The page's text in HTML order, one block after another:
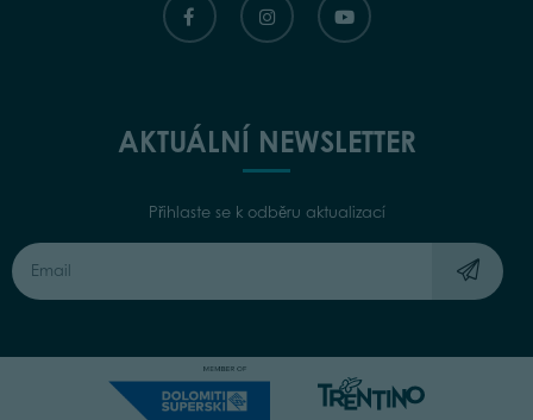
AKTUÁLNÍ NEWSLETTER
Přihlaste se k odběru aktualizací